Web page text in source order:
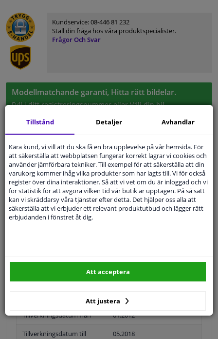
Kundservice:08-446 81 232
Ställ din fråga hos våra produktspecialister.
Frågor Och Svar
Modellmatchande garanti, Hitta rätt bildelar.
Fyll i ditt registreringsnummerellerVälj din bil.
SÖK
Specifikationer
Färg Svart
Applikation
Vänster fram
Tillverkningsdatum från 01.2012
Tillverkningsdatum till 05.2018
Tillstånd Detaljer Avhandlar
Kära kund, vi vill att du ska få en bra upplevelse på vår hemsida. För
att säkerställa att webbplatsen fungerar korrekt lagrar vi cookies och
använder jämförbara tekniker. Till exempel för att säkerställa att din
varukorg kommer ihåg vilka produkter som har lagts till. Vi för också
register över dina interaktioner. Så att vi vet om du är inloggad och vi
för statistik för att avgöra vilken tid vår butik är upptagen. På så sätt
kan vi skräddarsy våra tjänster efter detta. Det hjälper oss alla att
säkerställa att vi erbjuder ett relevant produktutbud och lägger rätt
erbjudanden i fönstret åt dig.
Att justera
Att acceptera